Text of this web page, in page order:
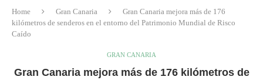
Home Gran Canaria
Gran Canaria mejora más de 176
kilómetros de senderos en el entorno del Patrimonio Mundial de Risco
Caído
GRAN CANARIA
Gran Canaria mejora más de 176 kilómetros de